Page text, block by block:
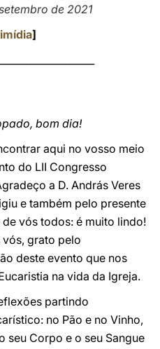
de 2021
]
bom dia!
aqui no vosso meio
do LII Congresso
a D. András Veres
e também pelo presente
vós todos: é muito lindo!
grato pelo
deste evento que nos
na vida da Igreja.
partindo
no Pão e no Vinho,
seu Corpo e o seu Sangue